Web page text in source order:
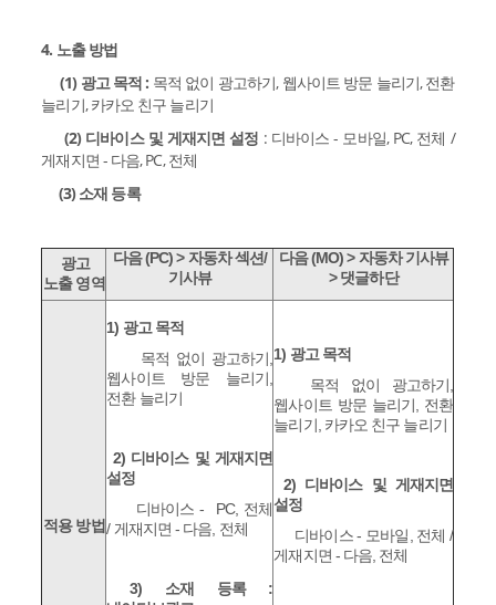
4. 노출 방법
(1) 광고 목적 : 목적 없이 광고하기, 웹사이트 방문 늘리기, 전환
늘리기, 카카오 친구 늘리기
(2) 디바이스 및 게재지면 설정 : 디바이스 - 모바일, PC, 전체 /
게재지면 - 다음, PC, 전체
(3) 소재 등록
광고
노출 영역
다음 (PC) > 자동차 섹션/
기사뷰
다음 (MO) > 자동차 기사뷰
> 댓글하단
적용 방법
1) 광고 목적
목적 없이 광고하기,
웹사이트 방문 늘리기,
전환 늘리기
2) 디바이스 및 게재지면
설정
디바이스 - PC, 전체
/ 게재지면 - 다음, 전체
3) 소재 등록 :
1) 광고 목적
목적 없이 광고하기,
웹사이트 방문 늘리기, 전환
늘리기, 카카오 친구 늘리기
2) 디바이스 및 게재지면
설정
디바이스 - 모바일, 전체 /
게재지면 - 다음, 전체